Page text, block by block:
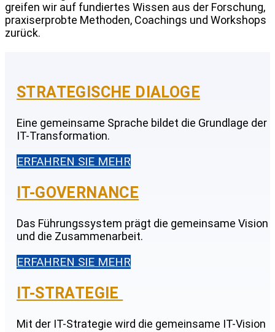
greifen wir auf fundiertes Wissen aus der Forschung,
praxiserprobte Methoden, Coachings und Workshops
zurück.
STRATEGISCHE DIALOGE
Eine gemeinsame Sprache bildet die Grundlage der
IT-Transformation.
ERFAHREN SIE MEHR
IT-GOVERNANCE​
Das Führungssystem prägt die gemeinsame Vision
und die Zusammenarbeit.
ERFAHREN SIE MEHR
IT-STRATEGIE ​
Mit der IT-Strategie wird die gemeinsame IT-Vision